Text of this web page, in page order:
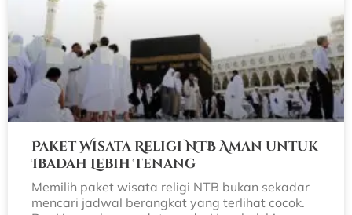
Paket Wisata Religi NTB Aman untuk
Ibadah Lebih Tenang
Memilih paket wisata religi NTB bukan sekadar
mencari jadwal berangkat yang terlihat cocok.